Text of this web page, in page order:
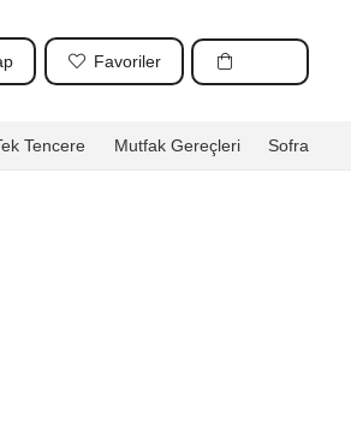
Favoriler
Tencere Mutfak Gereçleri Sofra